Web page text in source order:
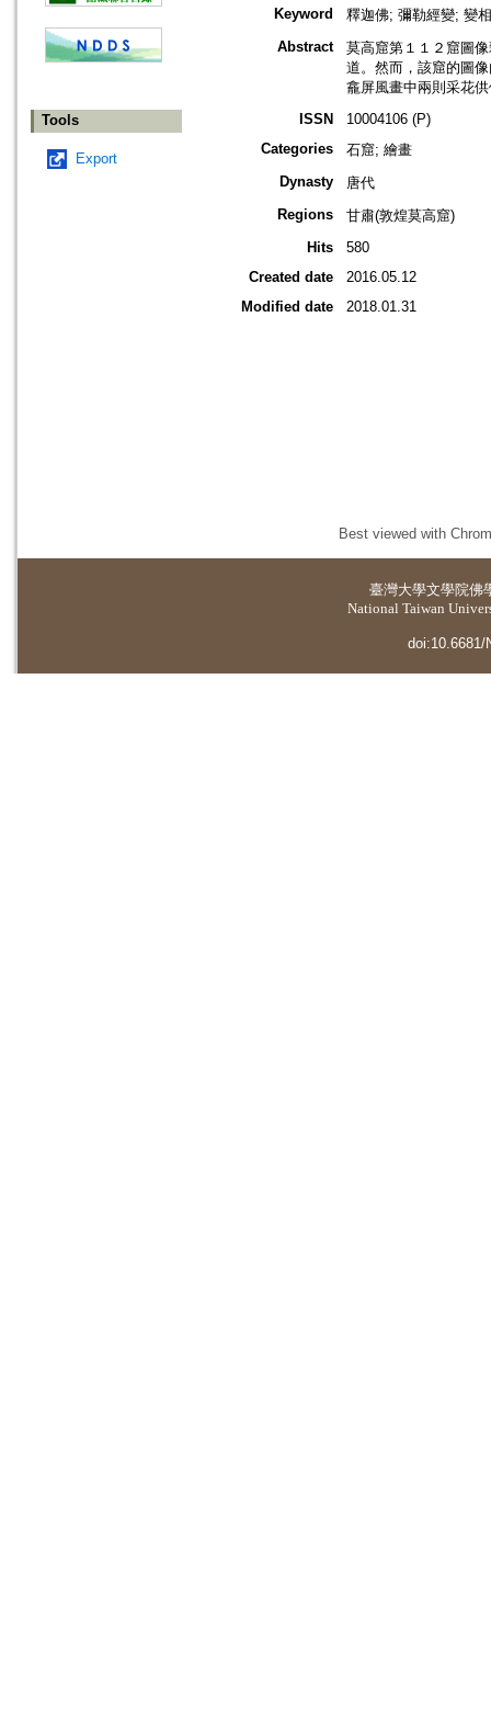
Tools
Export
Keyword
釋迦佛; 彌勒經變; 變相
Abstract
莫高窟第１１２窟圖
道。然而，該窟的圖
龕屏風畫中兩則采花
ISSN
10004106 (P)
Categories
石窟; 繪畫
Dynasty
唐代
Regions
甘肅(敦煌莫高窟)
Hits
580
Created date
2016.05.12
Modified date
2018.01.31
Best viewed with
臺灣大學文學院佛
National Taiwan
doi:10.6681/